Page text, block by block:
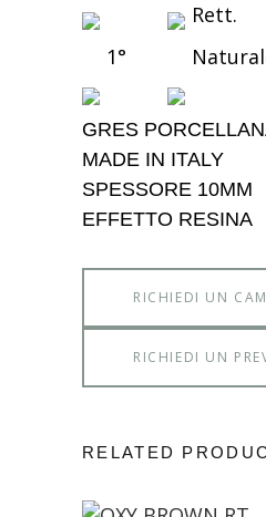
Rett.
1°
GRES
MADE IN ITALY
SPESSORE 10MM
EFFETTO RESINA
RICHIEDI UN
RICHIEDI UN
RELATED